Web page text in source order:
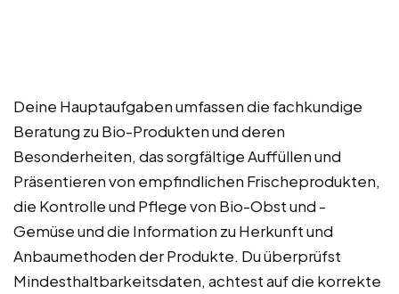
Deine Hauptaufgaben umfassen die fachkundige
Beratung zu Bio-Produkten und deren
Besonderheiten, das sorgfältige Auffüllen und
Präsentieren von empfindlichen Frischeprodukten,
die Kontrolle und Pflege von Bio-Obst und -
Gemüse und die Information zu Herkunft und
Anbaumethoden der Produkte. Du überprüfst
Mindesthaltbarkeitsdaten, achtest auf die korrekte